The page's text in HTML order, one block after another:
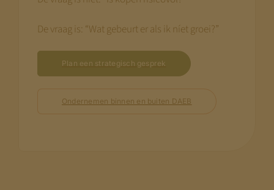
De vraag is: “Wat gebeurt er als ik níet groei?”
Plan een strategisch gesprek
Ondernemen binnen en buiten DAEB